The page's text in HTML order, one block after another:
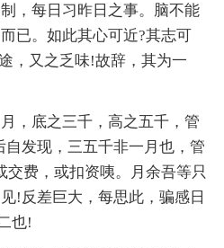
，每日习昨日之事。脑不能
已。如此其心可近?其志可
，又之乏味!故辞，其为一
底之三千，高之五千，管
发现，三五千非一月也，管
交费，或扣资咦。月余吾等只
!反差巨大，每思此，骗感日
也!